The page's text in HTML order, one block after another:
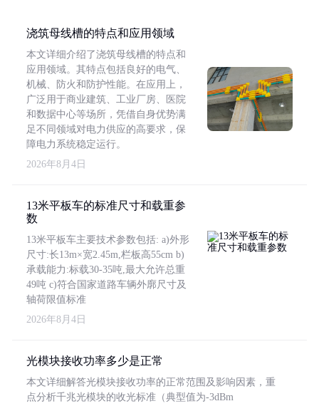
浇筑母线槽的特点和应用领域
本文详细介绍了浇筑母线槽的特点和
应用领域。其特点包括良好的电气、
机械、防火和防护性能。在应用上，
广泛用于商业建筑、工业厂房、医院
和数据中心等场所，凭借自身优势满
足不同领域对电力供应的高要求，保
障电力系统稳定运行。
2026年8月4日
13米平板车的标准尺寸和载重参
数
13米平板车主要技术参数包括: a)外形
尺寸:长13m×宽2.45m,栏板高55cm b)
承载能力:标载30-35吨,最大允许总重
49吨 c)符合国家道路车辆外廓尺寸及
轴荷限值标准
2026年8月4日
光模块接收功率多少是正常
本文详细解答光模块接收功率的正常范围及影响因素，重
点分析千兆光模块的收光标准（典型值为-3dBm